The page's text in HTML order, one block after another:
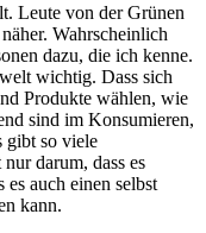
Leute von der Grünen
Wahrscheinlich
dazu, die ich kenne.
wichtig. Dass sich
Produkte wählen, wie
sind im Konsumieren,
gibt so viele
darum, dass es
es auch einen selbst
kann.